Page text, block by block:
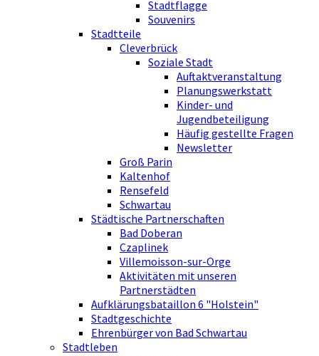
Stadtflagge
Souvenirs
Stadtteile
Cleverbrück
Soziale Stadt
Auftaktveranstaltung
Planungswerkstatt
Kinder- und
Jugendbeteiligung
Häufig gestellte Fragen
Newsletter
Groß Parin
Kaltenhof
Rensefeld
Schwartau
Städtische Partnerschaften
Bad Doberan
Czaplinek
Villemoisson-sur-Orge
Aktivitäten mit unseren
Partnerstädten
Aufklärungsbataillon 6 "Holstein"
Stadtgeschichte
Ehrenbürger von Bad Schwartau
Stadtleben